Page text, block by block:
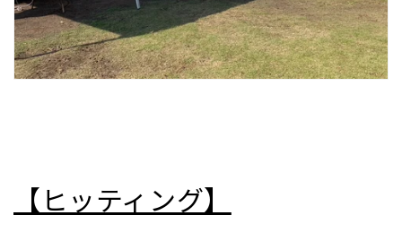
【ヒッティング】